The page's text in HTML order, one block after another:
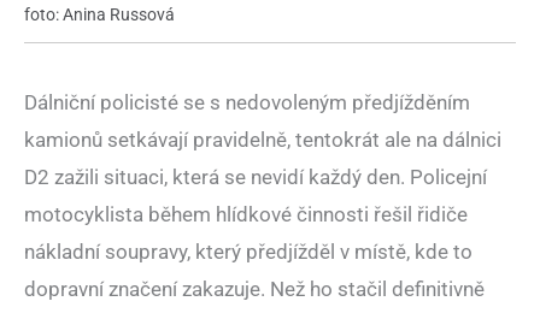
foto: Anina Russová
Dálniční policisté se s nedovoleným předjížděním
kamionů setkávají pravidelně, tentokrát ale na dálnici
D2 zažili situaci, která se nevidí každý den. Policejní
motocyklista během hlídkové činnosti řešil řidiče
nákladní soupravy, který předjížděl v místě, kde to
dopravní značení zakazuje. Než ho stačil definitivně